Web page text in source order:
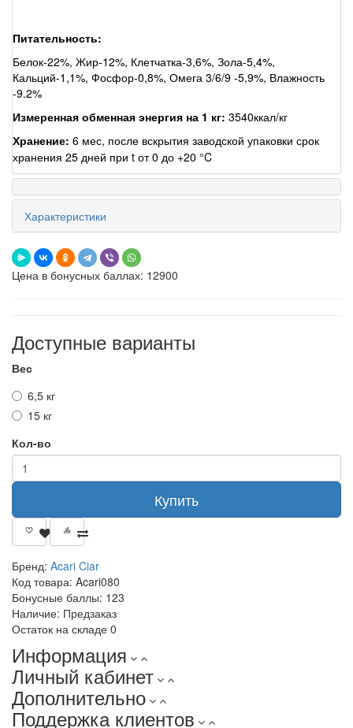
Питательность:
Белок-22%, Жир-12%, Клетчатка-3,6%, Зола-5,4%,
Кальций-1,1%, Фосфор-0,8%, Омега 3/6/9 -5,9%, Влажность
-9.2%
Измеренная обменная энергия на 1 кг: 3540ккал/кг
Хранение: 6 мес, после вскрытия заводской упаковки срок
хранения 25 дней при t от 0 до +20 °C
Характеристики
Цена в бонусных баллах: 12900
Доступные варианты
Вес
6,5 кг
15 кг
Кол-во
Купить
Бренд: Acari Ciar
Код товара: Acari080
Бонусные баллы: 123
Наличие: Предзаказ
Остаток на складе 0
Информация
Личный кабинет
Дополнительно
Поддержка клиентов